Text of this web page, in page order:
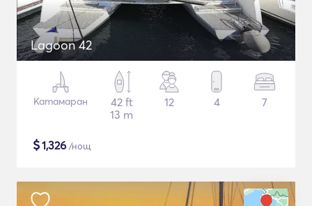
Lagoon 42
Катамаран
42 ft
13 m
12 4 7
$1,326 /нощ